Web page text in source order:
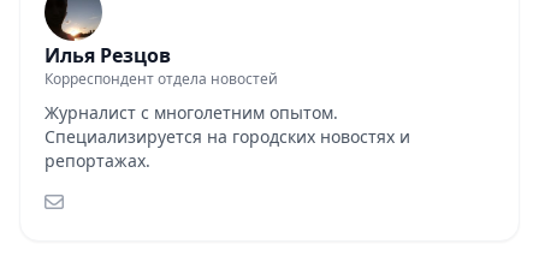
Илья Резцов
Корреспондент отдела новостей
Журналист с многолетним опытом.
Специализируется на городских новостях и
репортажах.